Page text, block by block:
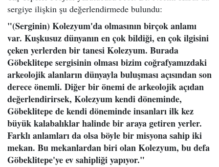
sergiye ilişkin şu değerlendirmede bulundu:
"(Serginin) Kolezyum'da olmasının birçok anlamı
var. Kuşkusuz dünyanın en çok bildiği, en çok ilgisini
çeken yerlerden bir tanesi Kolezyum. Burada
Göbeklitepe sergisinin olması bizim coğrafyamızdaki
arkeolojik alanların dünyayla buluşması açısından son
derece önemli. Diğer bir önemi de arkeolojik açıdan
değerlendirirsek, Kolezyum kendi döneminde,
Göbeklitepe de kendi döneminde insanları ilk kez
büyük kalabalıklar halinde bir araya getiren yerler.
Farklı anlamları da olsa böyle bir misyona sahip iki
mekan. Bu mekanlardan biri olan Kolezyum, bu defa
Göbeklitepe'ye ev sahipliği yapıyor."